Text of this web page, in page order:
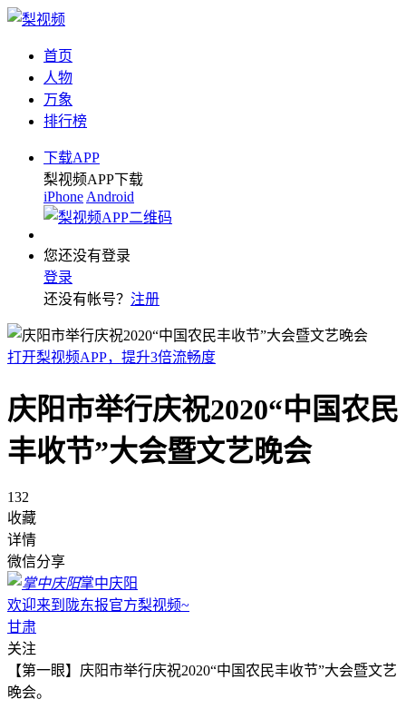
首页
人物
万象
排行榜
下载APP
梨视频APP下载
iPhone Android
您还没有登录
登录
还没有帐号？ 注册
打开梨视频APP，提升3倍流畅度
庆阳市举行庆祝2020“中国农民
丰收节”大会暨文艺晚会
132
收藏
详情
微信分享
掌中庆阳
欢迎来到陇东报官方梨视频~
甘肃
关注
【第一眼】庆阳市举行庆祝2020“中国农民丰收节”大会暨文艺
晚会。